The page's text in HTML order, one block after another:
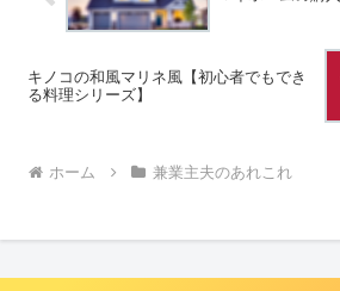
キノコの和風マリネ風【初心者でもでき
る料理シリーズ】
ホーム 兼業主夫のあれこれ